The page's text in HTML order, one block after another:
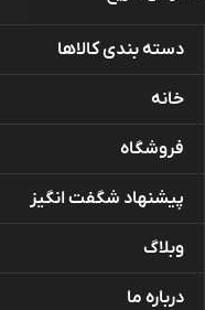
دسته بندی کالاها
خانه
فروشگاه
پیشنهاد شگفت انگیز
وبلاگ
درباره ما